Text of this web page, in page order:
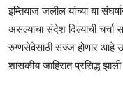
इम्तियाज जलील यांच्या या
असल्याचा संदेश दिल्याची चर्चा
रुग्णसेवेसाठी सज्ज होणार आहे
शासकीय जाहिरात प्रसिद्ध